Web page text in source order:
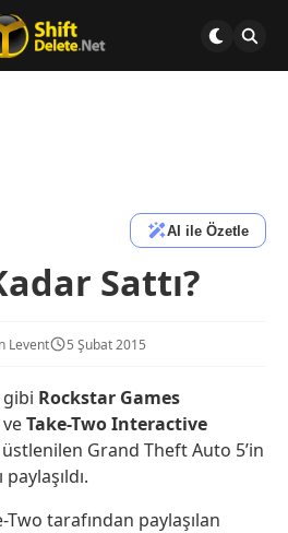
AI ile Özetle
Sattı?
Levent 5 Şubat 2015
Rockstar Games
Take-Two Interactive
üstlenilen Grand Theft Auto 5’in
Two tarafından paylaşılan